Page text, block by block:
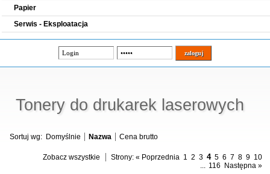
Papier
Serwis - Eksploatacja
Tonery do drukarek laserowych
Sortuj wg: Domyślnie Nazwa Cena brutto
Zobacz wszystkie Strony: « Poprzednia 1 2 3 4 5 6 7 8 9 10
... 116 Następna »